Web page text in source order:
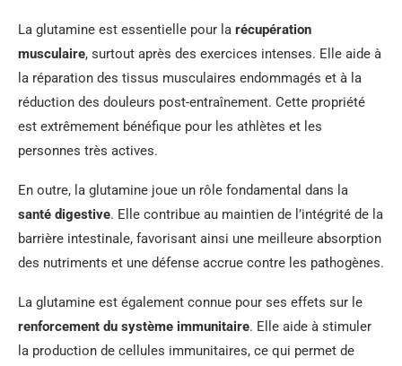
La glutamine est essentielle pour la récupération
musculaire, surtout après des exercices intenses. Elle aide à
la réparation des tissus musculaires endommagés et à la
réduction des douleurs post-entraînement. Cette propriété
est extrêmement bénéfique pour les athlètes et les
personnes très actives.
En outre, la glutamine joue un rôle fondamental dans la
santé digestive. Elle contribue au maintien de l’intégrité de la
barrière intestinale, favorisant ainsi une meilleure absorption
des nutriments et une défense accrue contre les pathogènes.
La glutamine est également connue pour ses effets sur le
renforcement du système immunitaire. Elle aide à stimuler
la production de cellules immunitaires, ce qui permet de